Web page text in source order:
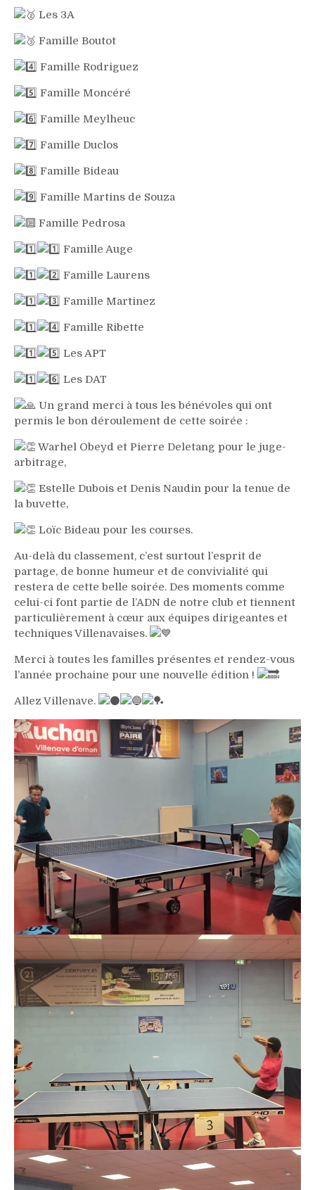
Les 3A
Famille Boutot
Famille Rodriguez
Famille Moncéré
Famille Meylheuc
Famille Duclos
Famille Bideau
Famille Martins de Souza
Famille Pedrosa
Famille Auge
Famille Laurens
Famille Martinez
Famille Ribette
Les APT
Les DAT
Un grand merci à tous les bénévoles qui ont
permis le bon déroulement de cette soirée :
Warhel Obeyd et Pierre Deletang pour le juge-
arbitrage,
Estelle Dubois et Denis Naudin pour la tenue de
la buvette,
Loïc Bideau pour les courses.
Au-delà du classement, c’est surtout l’esprit de
partage, de bonne humeur et de convivialité qui
restera de cette belle soirée. Des moments comme
celui-ci font partie de l’ADN de notre club et tiennent
particulièrement à cœur aux équipes dirigeantes et
techniques Villenavaises.
Merci à toutes les familles présentes et rendez-vous
l’année prochaine pour une nouvelle édition !
Allez Villenave.